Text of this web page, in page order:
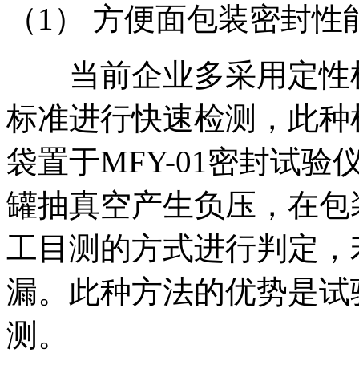
（1） 方便面包装密封
当前企业多采用定性
标准进行快速检测，此
袋置于MFY-01密封试验
罐抽真空产生负压，在
工目测的方式进行判定
漏。此种方法的优势是
测。